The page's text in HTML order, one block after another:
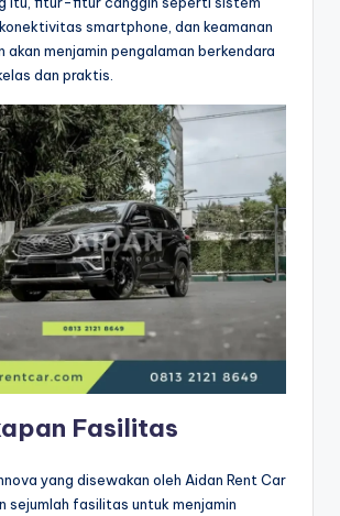
smartphone, dan keamanan
akan menjamin pengalaman berkendara
dan praktis.
Fasilitas
yang disewakan oleh Aidan Rent Car
sejumlah fasilitas untuk menjamin